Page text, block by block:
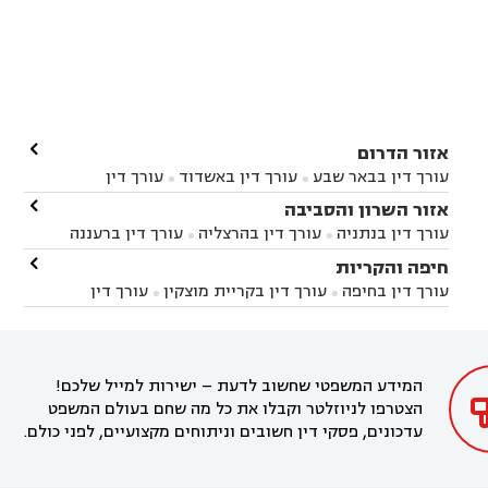
אזור הדרום
עורך דין בבאר שבע  עורך דין באשדוד 
עורך דין
באשקלון
עורך דין בבאר טוביה עורך דין בגן יבנה
עורך דין בניר הבנים עורך דין בערד
זיקים  עורך דין בנתיבות  עורך דין בקרית מלאכי 

אזור השרון והסביבה
עורך דין בנתניה  עורך דין בהרצליה  עורך דין ברעננה
עורך דין בחדרה עורך דין בכפר סבא
עורך דין בהוד
השרון
עורך דין באבן יהודה
עורך דין בחריש  עורך דין בקיסריה  עורך דין בקדימה

חיפה והקריות
עורך דין בחיפה  עורך דין בקריית מוצקין 
עורך דין
בקרית מוצקין
עורך דין בקריית אתא
עורך דין

המידע המשפטי שחשוב לדעת – ישירות למייל שלכם!
הצטרפו לניוזלטר וקבלו את כל מה שחם בעולם המשפט
עדכונים, פסקי דין חשובים וניתוחים מקצועיים, לפני כולם.